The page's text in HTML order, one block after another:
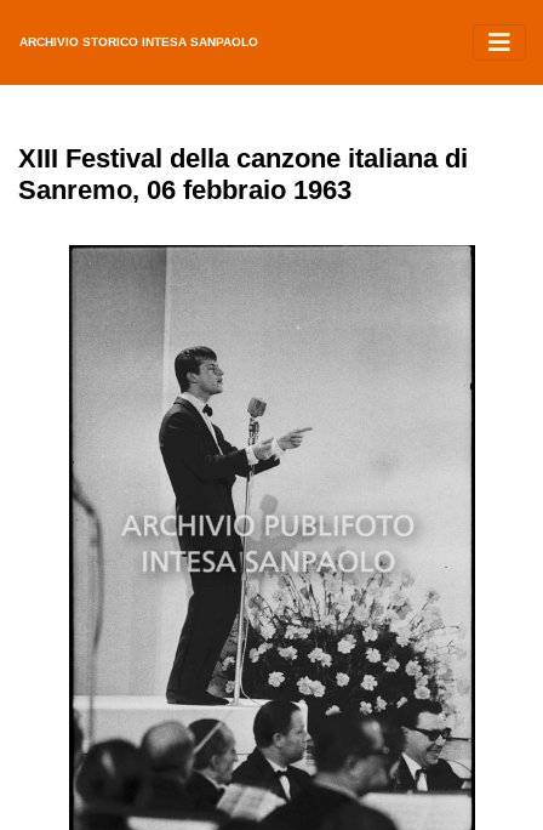
ARCHIVIO STORICO INTESA SANPAOLO
XIII Festival della canzone italiana di
Sanremo, 06 febbraio 1963